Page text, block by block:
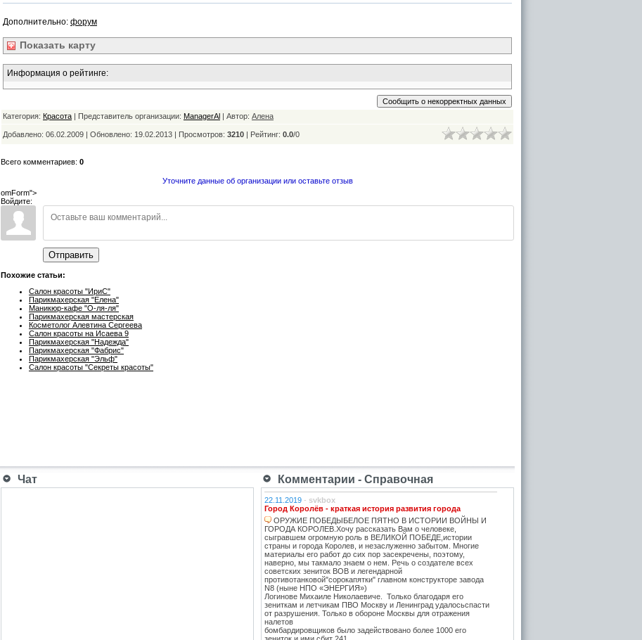
Дополнительно: форум
Показать карту
Информация о рейтинге:
Категория: Красота | Представитель организации: ManagerAl | Автор: Алена
Добавлено: 06.02.2009 | Обновлено: 19.02.2013 | Просмотров: 3210 | Рейтинг: 0.0/0
Всего комментариев: 0
Уточните данные об организации или оставьте отзыв
omForm">
Войдите:
Отправить
Похожие статьи:
Салон красоты "ИриС"
Парикмахерская "Елена"
Маникюр-кафе "О-ля-ля"
Парикмахерская мастерская
Косметолог Алевтина Сергеева
Салон красоты на Исаева 9
Парикмахерская "Надежда"
Парикмахерская "Фабрис"
Парикмахерская "Эльф"
Салон красоты "Секреты красоты"
Чат Комментарии - Справочная
22.11.2019 - svkbox
Город Королёв - краткая история развития города
ОРУЖИЕ ПОБЕДЫБЕЛОЕ ПЯТНО В ИСТОРИИ ВОЙНЫ И
ГОРОДА КОРОЛЕВ.Хочу рассказать Вам о человеке,
сыгравшем огромную роль в ВЕЛИКОЙ ПОБЕДЕ,истории
страны и города Королев, и незаслуженно забытом. Многие
материалы его работ до сих пор засекречены, поэтому,
наверно, мы такмало знаем о нем. Речь о создателе всех
советских зениток ВОВ и легендарной
противотанковой"сорокапятки" главном конструкторе завода
N8 (ныне НПО «ЭНЕРГИЯ»)
Логинове Михаиле Николаевиче. Только благодаря его
зениткам и летчикам ПВО Москву и Ленинград удалосьспасти
от разрушения. Только в обороне Москвы для отражения
налетов
бомбардировщиков было задействовано более 1000 его